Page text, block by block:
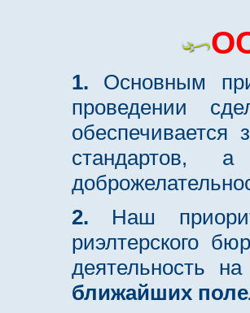
1. Основным
проведении
обеспечивается
стандартов,
2. Наш
риэлтерского
деятельность
ближайших